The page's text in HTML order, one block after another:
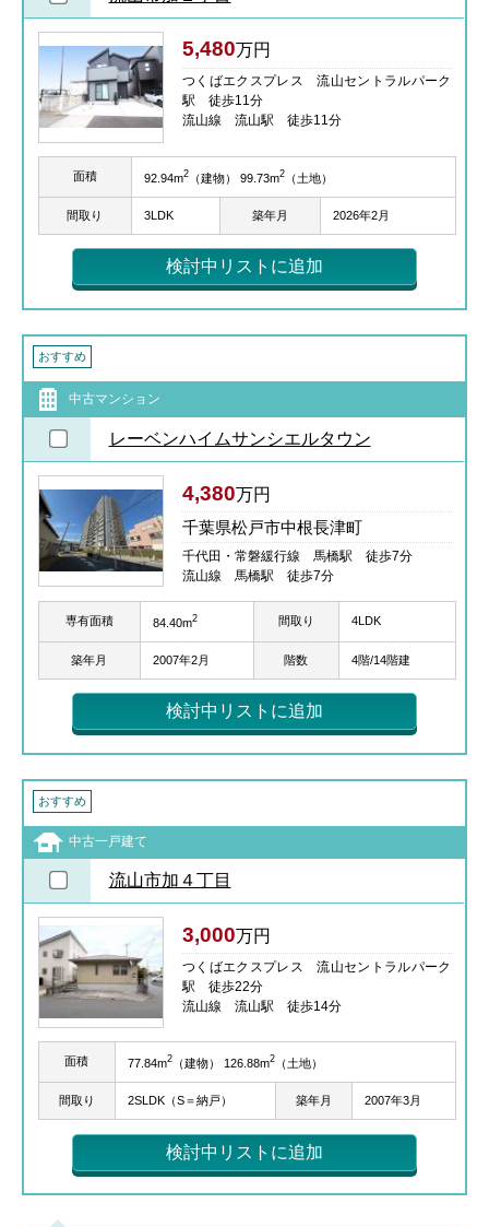
5,480万円
つくばエクスプレス 流山セントラルパーク
駅 徒歩11分
流山線 流山駅 徒歩11分
面積 92.94m2（建物） 99.73m2（土地）
間取り 3LDK 築年月 2026年2月
検討中リストに追加
おすすめ
中古マンション
レーベンハイムサンシエルタウン
4,380万円
千葉県松戸市中根長津町
千代田・常磐緩行線 馬橋駅 徒歩7分
流山線 馬橋駅 徒歩7分
専有面積 84.40m2 間取り 4LDK
築年月 2007年2月 階数 4階/14階建
検討中リストに追加
おすすめ
中古一戸建て
流山市加４丁目
3,000万円
つくばエクスプレス 流山セントラルパーク
駅 徒歩22分
流山線 流山駅 徒歩14分
面積 77.84m2（建物） 126.88m2（土地）
間取り 2SLDK（S＝納戸） 築年月 2007年3月
検討中リストに追加